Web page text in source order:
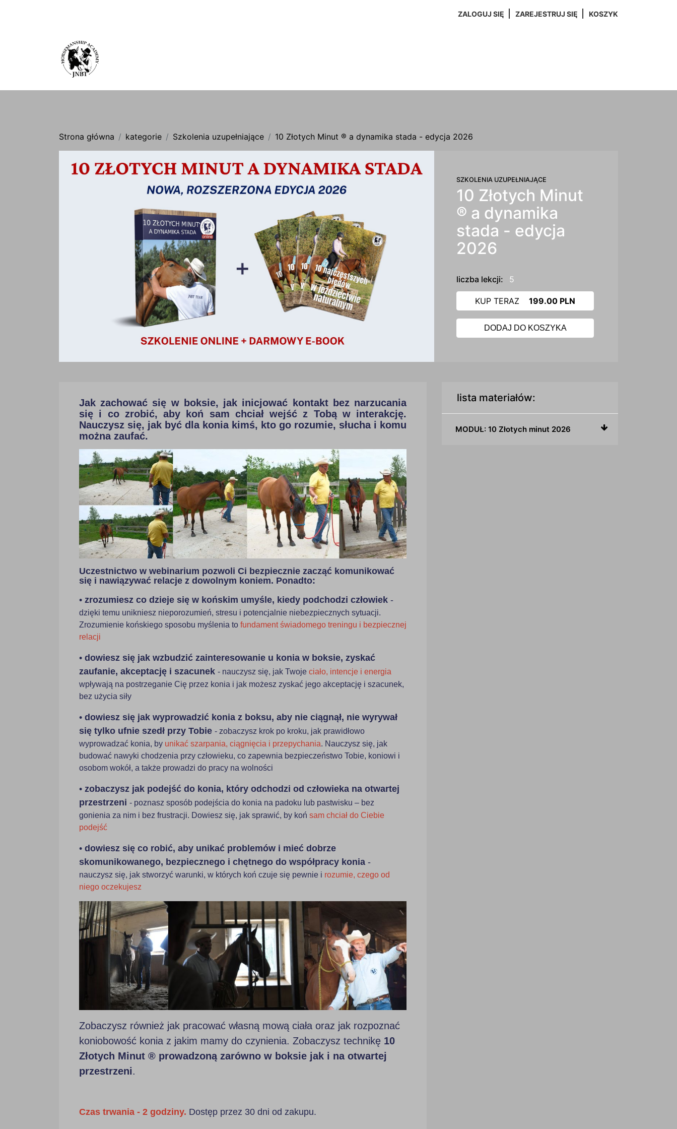
ZALOGUJ SIĘ ZAREJESTRUJ SIĘ KOSZYK
Strona główna kategorie Szkolenia uzupełniające 10 Złotych Minut ® a dynamika stada - edycja 2026
SZKOLENIA UZUPEŁNIAJĄCE
10 Złotych Minut
® a dynamika
stada - edycja
2026
liczba lekcji: 5
KUP TERAZ 199.00 PLN
DODAJ DO KOSZYKA
Jak zachować się w boksie, jak inicjować kontakt bez narzucania
się i co zrobić, aby koń sam chciał wejść z Tobą w interakcję.
Nauczysz się, jak być dla konia kimś, kto go rozumie, słucha i komu
można zaufać.
Uczestnictwo w webinarium pozwoli Ci bezpiecznie zacząć komunikować
się i nawiązywać relacje z dowolnym koniem. Ponadto:
• zrozumiesz co dzieje się w końskim umyśle, kiedy podchodzi człowiek -
dzięki temu unikniesz nieporozumień, stresu i potencjalnie niebezpiecznych sytuacji.
Zrozumienie końskiego sposobu myślenia to fundament świadomego treningu i bezpiecznej
relacji
• dowiesz się jak wzbudzić zainteresowanie u konia w boksie, zyskać
zaufanie, akceptację i szacunek - nauczysz się, jak Twoje ciało, intencje i energia
wpływają na postrzeganie Cię przez konia i jak możesz zyskać jego akceptację i szacunek,
bez użycia siły
• dowiesz się jak wyprowadzić konia z boksu, aby nie ciągnął, nie wyrywał
się tylko ufnie szedł przy Tobie - zobaczysz krok po kroku, jak prawidłowo
wyprowadzać konia, by unikać szarpania, ciągnięcia i przepychania. Nauczysz się, jak
budować nawyki chodzenia przy człowieku, co zapewnia bezpieczeństwo Tobie, koniowi i
osobom wokół, a także prowadzi do pracy na wolności
• zobaczysz jak podejść do konia, który odchodzi od człowieka na otwartej
przestrzeni - poznasz sposób podejścia do konia na padoku lub pastwisku – bez
gonienia za nim i bez frustracji. Dowiesz się, jak sprawić, by koń sam chciał do Ciebie
podejść
• dowiesz się co robić, aby unikać problemów i mieć dobrze
skomunikowanego, bezpiecznego i chętnego do współpracy konia -
nauczysz się, jak stworzyć warunki, w których koń czuje się pewnie i rozumie, czego od
niego oczekujesz
Zobaczysz również jak pracować własną mową ciała oraz jak rozpoznać
koniobowość konia z jakim mamy do czynienia. Zobaczysz technikę 10
Złotych Minut ® prowadzoną zarówno w boksie jak i na otwartej
przestrzeni.
Czas trwania - 2 godziny. Dostęp przez 30 dni od zakupu.
lista materiałów:
MODUŁ: 10 Złotych minut 2026